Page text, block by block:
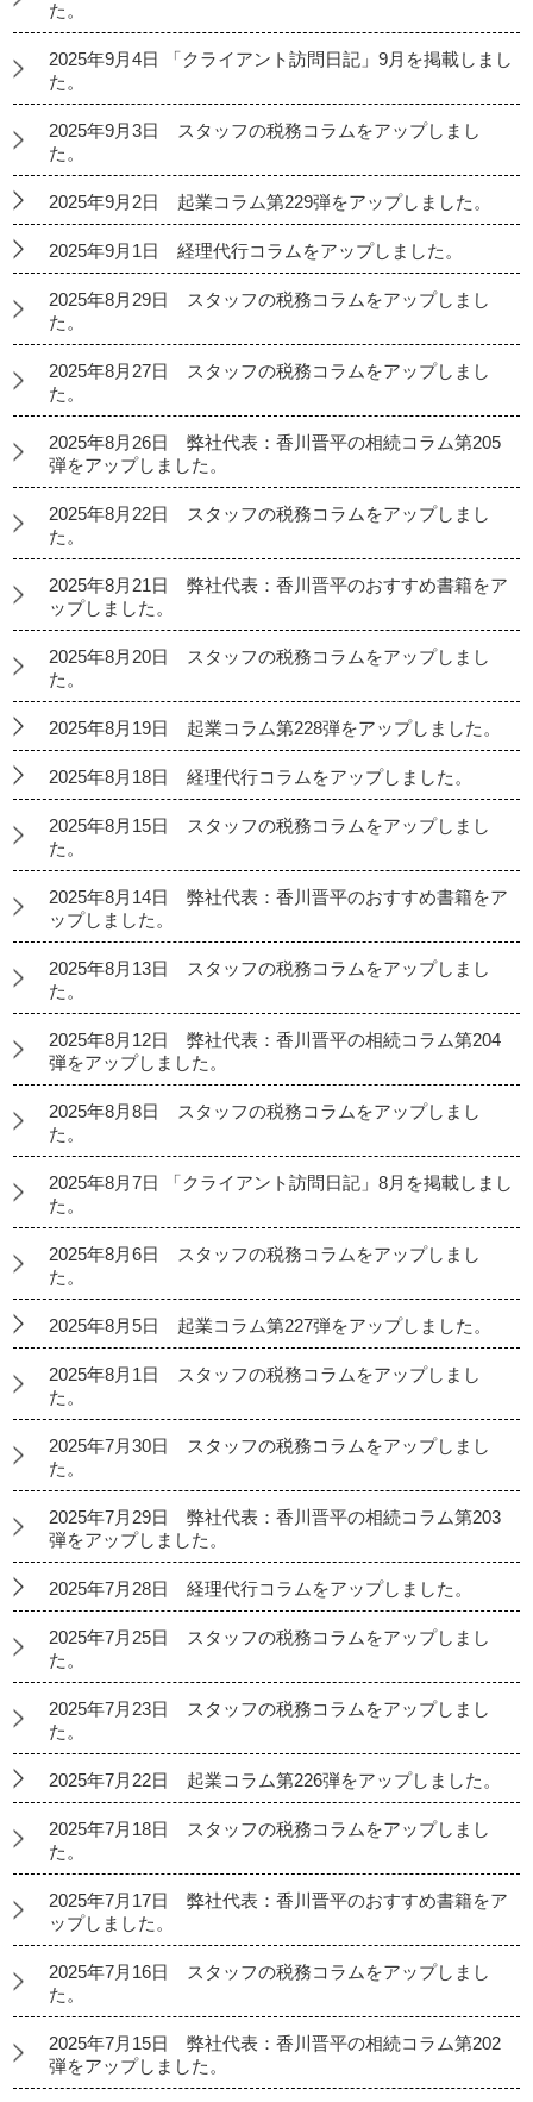
た。
2025年9月4日 「クライアント訪問日記」9月を掲載しまし
た。
2025年9月3日 スタッフの税務コラムをアップしまし
た。
2025年9月2日 起業コラム第229弾をアップしました。
2025年9月1日 経理代行コラムをアップしました。
2025年8月29日 スタッフの税務コラムをアップしまし
た。
2025年8月27日 スタッフの税務コラムをアップしまし
た。
2025年8月26日 弊社代表：香川晋平の相続コラム第205
弾をアップしました。
2025年8月22日 スタッフの税務コラムをアップしまし
た。
2025年8月21日 弊社代表：香川晋平のおすすめ書籍をア
ップしました。
2025年8月20日 スタッフの税務コラムをアップしまし
た。
2025年8月19日 起業コラム第228弾をアップしました。
2025年8月18日 経理代行コラムをアップしました。
2025年8月15日 スタッフの税務コラムをアップしまし
た。
2025年8月14日 弊社代表：香川晋平のおすすめ書籍をア
ップしました。
2025年8月13日 スタッフの税務コラムをアップしまし
た。
2025年8月12日 弊社代表：香川晋平の相続コラム第204
弾をアップしました。
2025年8月8日 スタッフの税務コラムをアップしまし
た。
2025年8月7日 「クライアント訪問日記」8月を掲載しまし
た。
2025年8月6日 スタッフの税務コラムをアップしまし
た。
2025年8月5日 起業コラム第227弾をアップしました。
2025年8月1日 スタッフの税務コラムをアップしまし
た。
2025年7月30日 スタッフの税務コラムをアップしまし
た。
2025年7月29日 弊社代表：香川晋平の相続コラム第203
弾をアップしました。
2025年7月28日 経理代行コラムをアップしました。
2025年7月25日 スタッフの税務コラムをアップしまし
た。
2025年7月23日 スタッフの税務コラムをアップしまし
た。
2025年7月22日 起業コラム第226弾をアップしました。
2025年7月18日 スタッフの税務コラムをアップしまし
た。
2025年7月17日 弊社代表：香川晋平のおすすめ書籍をア
ップしました。
2025年7月16日 スタッフの税務コラムをアップしまし
た。
2025年7月15日 弊社代表：香川晋平の相続コラム第202
弾をアップしました。